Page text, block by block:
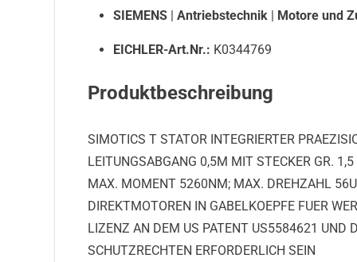
SIEMENS | Antriebstechnik | Motore und
EICHLER-Art.Nr.: K0344769
Produktbeschreibung
SIMOTICS T STATOR INTEGRIERTER
LEITUNGSABGANG 0,5M MIT STECKER GR.
MAX. MOMENT 5260NM; MAX. DREHZAHL
DIREKTMOTOREN IN GABELKOEPFE FUER
LIZENZ AN DEM US PATENT US5584621 UND
SCHUTZRECHTEN ERFORDERLICH SEIN